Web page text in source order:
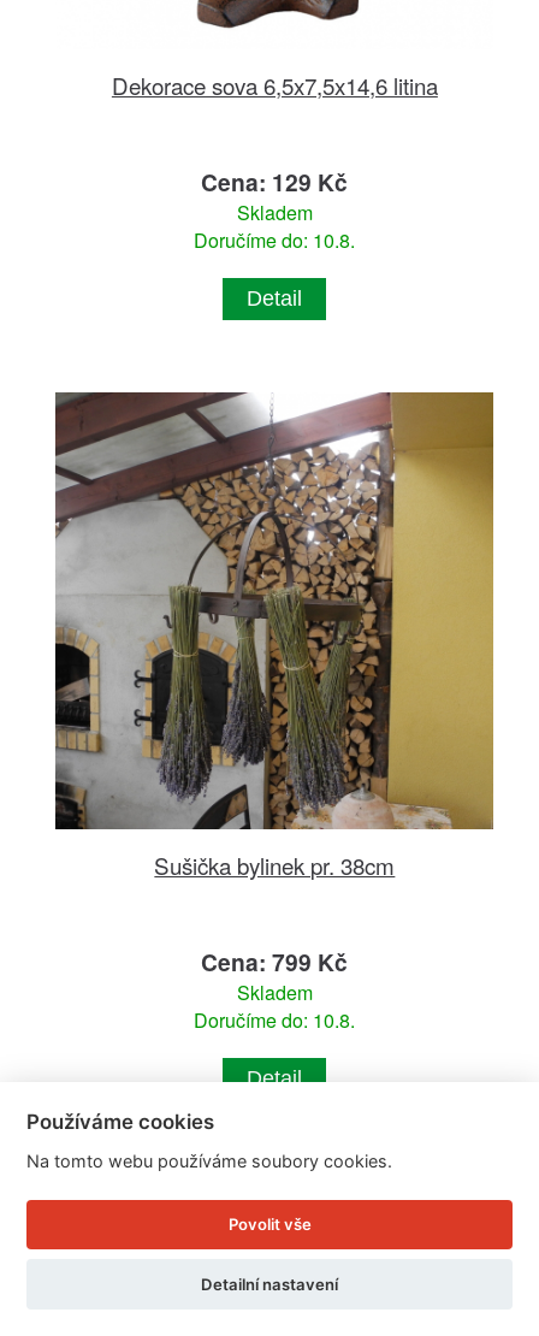
Dekorace sova 6,5x7,5x14,6 litina
Cena: 129 Kč
Skladem
Doručíme do: 10.8.
Detail
Sušička bylinek pr. 38cm
Cena: 799 Kč
Skladem
Doručíme do: 10.8.
Detail
Používáme cookies
Na tomto webu používáme soubory cookies.
Povolit vše
Detailní nastavení